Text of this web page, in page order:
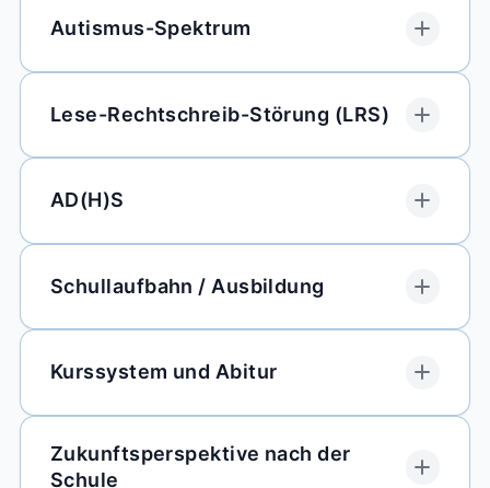
Autismus-Spektrum
Lese-Rechtschreib-Störung (LRS)
AD(H)S
Schullaufbahn / Ausbildung
Kurssystem und Abitur
Zukunftsperspektive nach der
Schule